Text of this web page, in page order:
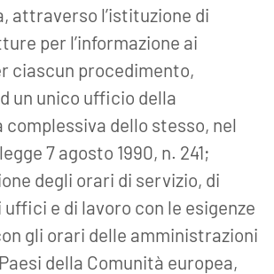
attraverso l’istituzione di
per l’informazione ai
ciascun procedimento,
un unico ufficio della
dello stesso, nel
7 agosto 1990, n. 241;
degli orari di servizio, di
e di lavoro con le esigenze
gli orari delle amministrazioni
della Comunità europea,